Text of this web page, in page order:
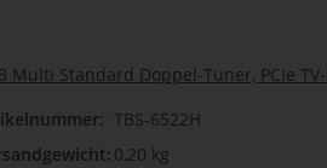
Multi Standard Doppel-Tuner, PCIe
TBS-6522H
0,20 kg